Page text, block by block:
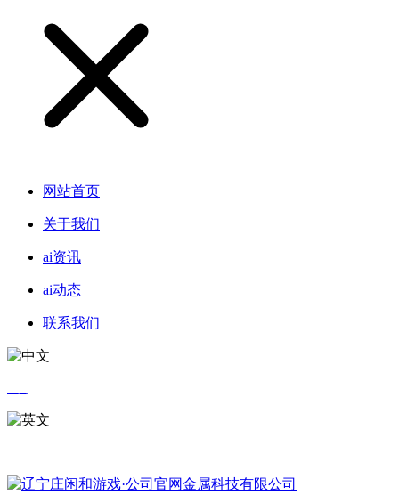
网站首页
关于我们
ai资讯
ai动态
联系我们